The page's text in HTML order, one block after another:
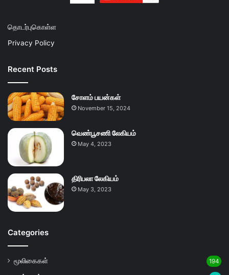
தொடர்புகொள்ள
Privacy Policy
Recent Posts
சோளம் பயன்கள்
November 15, 2024
வெண்பூசணி லேகியம்
May 4, 2023
திரிபலா லேகியம்
May 3, 2023
Categories
மூலிகைகள் 194